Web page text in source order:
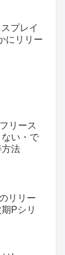
プレイ
にリリー
リース
い・で
方法
リリー
Pシリ